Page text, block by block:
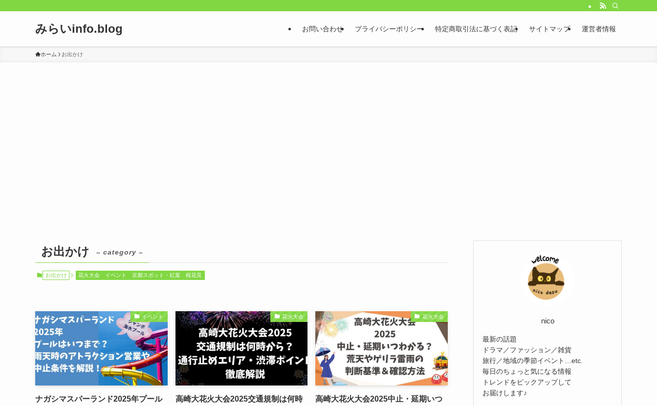
みらいinfo.blog お問い合わせ プライバシーポリシー 特定商取引法に基づく表記 サイトマップ 運営者情報
ホーム お出かけ
お出かけ – category –
お出かけ 花火大会 イベント 京都スポット・紅葉 桜花見
イベント
ナガシマスパーランド2025年プール
花火大会
高崎大花火大会2025交通規制は何時
花火大会
高崎大花火大会2025中止・延期いつ
nico
最新の話題
ドラマ／ファッション／雑貨
旅行／地域の季節イベント…etc.
毎日のちょっと気になる情報
トレンドをピックアップして
お届けします♪